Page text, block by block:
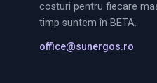
costuri pentru fiecare
timp suntem în BETA.
office@sunergos.ro